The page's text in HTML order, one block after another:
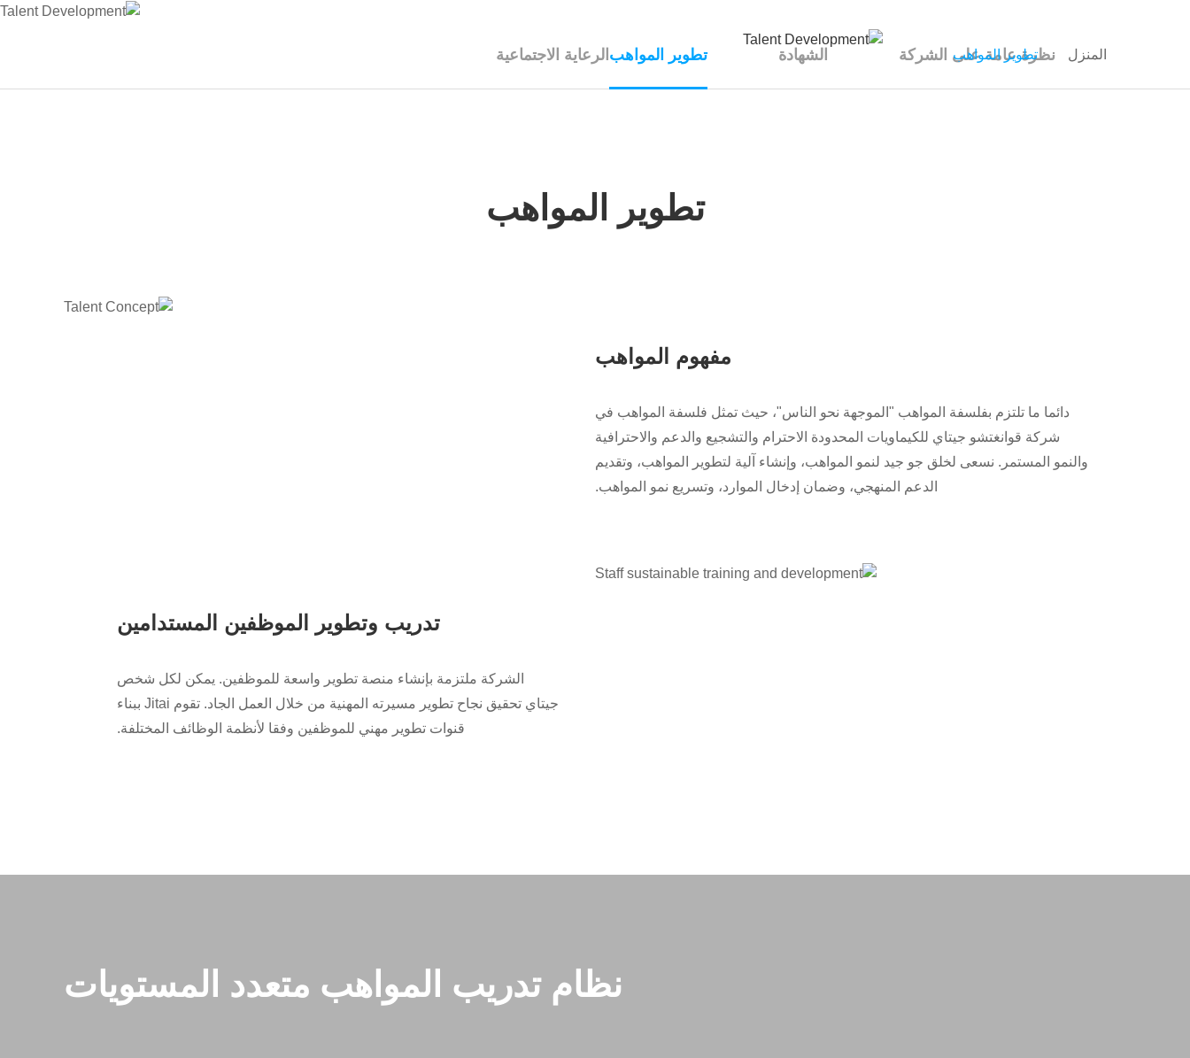
المنزل تطوير المواهب
نظرة عامة على الشركة الشهادة تطوير المواهب الرعاية الاجتماعية
تطوير المواهب
مفهوم المواهب
دائما ما تلتزم بفلسفة المواهب "الموجهة نحو الناس"، حيث تمثل فلسفة المواهب في
شركة قوانغتشو جيتاي للكيماويات المحدودة الاحترام والتشجيع والدعم والاحترافية
والنمو المستمر. نسعى لخلق جو جيد لنمو المواهب، وإنشاء آلية لتطوير المواهب، وتقديم
الدعم المنهجي، وضمان إدخال الموارد، وتسريع نمو المواهب.
تدريب وتطوير الموظفين المستدامين
الشركة ملتزمة بإنشاء منصة تطوير واسعة للموظفين. يمكن لكل شخص
جيتاي تحقيق نجاح تطوير مسيرته المهنية من خلال العمل الجاد. تقوم Jitai ببناء
قنوات تطوير مهني للموظفين وفقا لأنظمة الوظائف المختلفة.
نظام تدريب المواهب متعدد المستويات